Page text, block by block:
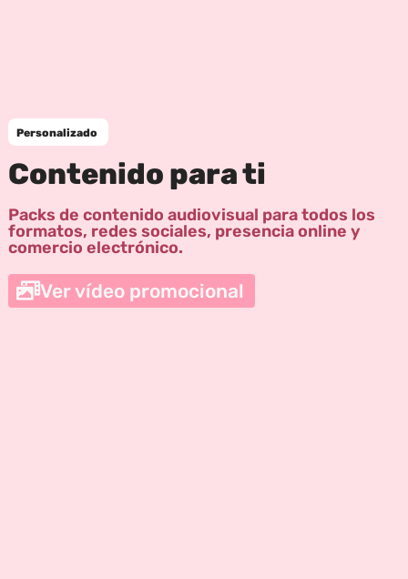
Personalizado
Contenido para ti
Packs de contenido audiovisual para todos los
formatos, redes sociales, presencia online y
comercio electrónico.
Ver vídeo promocional